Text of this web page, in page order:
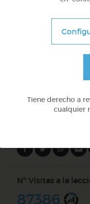
1º
Inglés:
Nº Visitas a la
87386
Tiene derecho a
cualquier